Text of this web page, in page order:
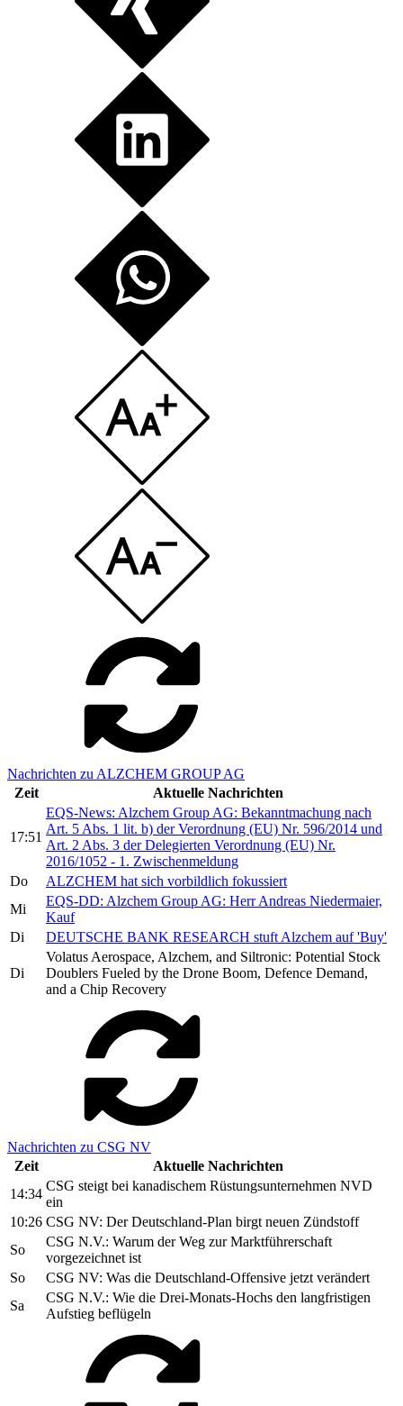
Nachrichten zu ALZCHEM GROUP AG
Zeit
Aktuelle Nachrichten
17:51
EQS-News: Alzchem Group AG: Bekanntmachung nach
Art. 5 Abs. 1 lit. b) der Verordnung (EU) Nr. 596/2014 und
Art. 2 Abs. 3 der Delegierten Verordnung (EU) Nr.
2016/1052 - 1. Zwischenmeldung
Do
ALZCHEM hat sich vorbildlich fokussiert
Mi
EQS-DD: Alzchem Group AG: Herr Andreas Niedermaier,
Kauf
Di
DEUTSCHE BANK RESEARCH stuft Alzchem auf 'Buy'
Di
Volatus Aerospace, Alzchem, and Siltronic: Potential Stock
Doublers Fueled by the Drone Boom, Defence Demand,
and a Chip Recovery
Nachrichten zu CSG NV
Zeit
Aktuelle Nachrichten
14:34
CSG steigt bei kanadischem Rüstungsunternehmen NVD
ein
10:26 CSG NV: Der Deutschland-Plan birgt neuen Zündstoff
So
CSG N.V.: Warum der Weg zur Marktführerschaft
vorgezeichnet ist
So
CSG NV: Was die Deutschland-Offensive jetzt verändert
Sa
CSG N.V.: Wie die Drei-Monats-Hochs den langfristigen
Aufstieg beflügeln